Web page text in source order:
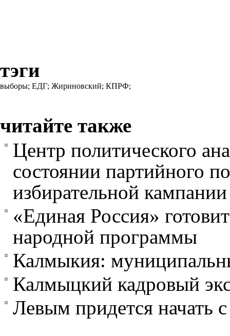
тэги
выборы; ЕДГ; Жириновский; КПРФ;
читайте также
Центр политического
состоянии партийного
избирательной
«Единая Россия»
народной программы
Калмыкия:
Калмыцкий кадровый
Левым придется начать